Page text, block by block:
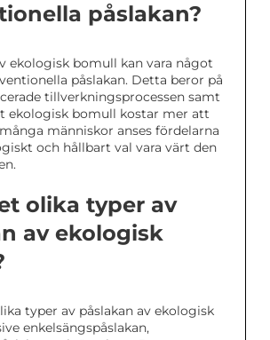
påslakan?
ekologisk bomull kan vara något
påslakan. Detta beror på
tillverkningsprocessen samt
ekologisk bomull kostar mer att
människor anses fördelarna
och hållbart val vara värt den
olika typer av
av ekologisk
typer av påslakan av ekologisk
enkelsängspåslakan,